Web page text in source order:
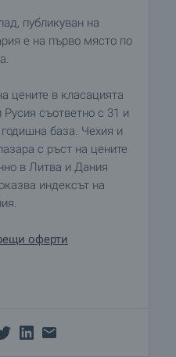
публикуван на
е на първо място по
цените в класацията
съответно с 31 и
база. Чехия и
с ръст на цените
в Литва и Дания
индексът на
оферти